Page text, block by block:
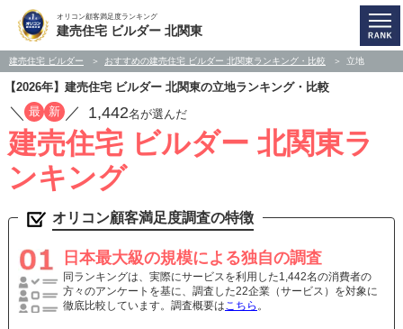
オリコン顧客満足度ランキング
建売住宅 ビルダー 北関東
建売住宅 ビルダー おすすめの建売住宅 ビルダー 北関東ランキング・比較 立地
【2026年】建売住宅 ビルダー 北関東の立地ランキング・比較
／ 最 新 ／ 1,442名が選んだ
建売住宅 ビルダー 北関東ラ
ンキング
オリコン顧客満足度調査の特徴
日本最大級の規模による独自の調査
同ランキングは、実際にサービスを利用した1,442名の消費者の
方々のアンケートを基に、調査した22企業（サービス）を対象に
徹底比較しています。調査概要はこちら 。